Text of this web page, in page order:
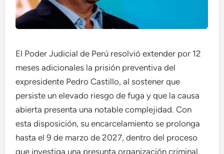
El Poder Judicial de Perú resolvió extender por 12
meses adicionales la prisión preventiva del
expresidente Pedro Castillo, al sostener que
persiste un elevado riesgo de fuga y que la causa
abierta presenta una notable complejidad. Con
esta disposición, su encarcelamiento se prolonga
hasta el 9 de marzo de 2027, dentro del proceso
que investiga una presunta organización criminal,